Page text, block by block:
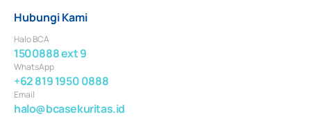
Hubungi Kami
Halo BCA
1500888 ext 9
WhatsApp
+62 819 1950 0888
Email
halo@bcasekuritas.id